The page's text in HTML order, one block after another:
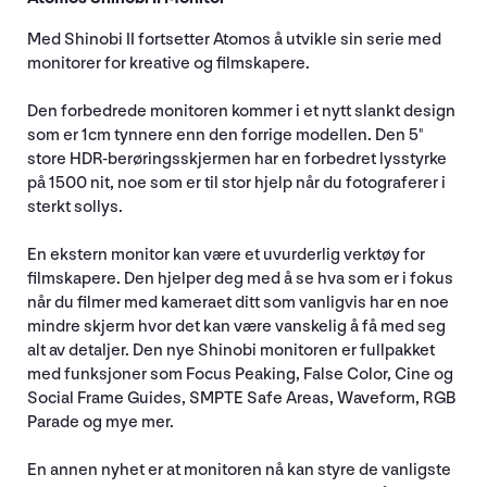
Med Shinobi II fortsetter Atomos å utvikle sin serie med
monitorer for kreative og filmskapere.
Den forbedrede monitoren kommer i et nytt slankt design
som er 1cm tynnere enn den forrige modellen. Den 5"
store HDR-berøringsskjermen har en forbedret lysstyrke
på 1500 nit, noe som er til stor hjelp når du fotograferer i
sterkt sollys.
En ekstern monitor kan være et uvurderlig verktøy for
filmskapere. Den hjelper deg med å se hva som er i fokus
når du filmer med kameraet ditt som vanligvis har en noe
mindre skjerm hvor det kan være vanskelig å få med seg
alt av detaljer. Den nye Shinobi monitoren er fullpakket
med funksjoner som Focus Peaking, False Color, Cine og
Social Frame Guides, SMPTE Safe Areas, Waveform, RGB
Parade og mye mer.
En annen nyhet er at monitoren nå kan styre de vanligste